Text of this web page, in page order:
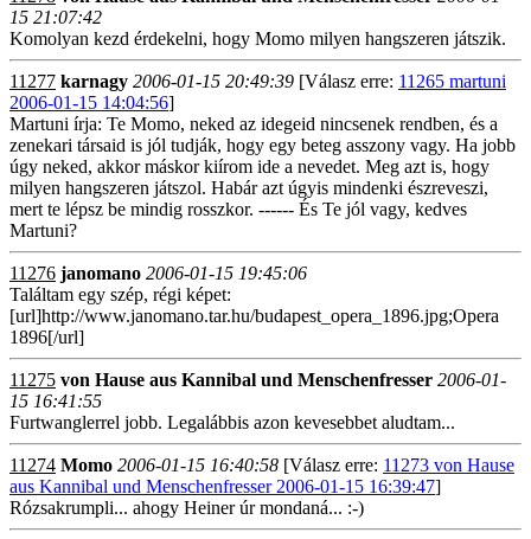
15 21:07:42
Komolyan kezd érdekelni, hogy Momo milyen hangszeren játszik.
11277 karnagy 2006-01-15 20:49:39 [Válasz erre: 11265 martuni
2006-01-15 14:04:56]
Martuni írja: Te Momo, neked az idegeid nincsenek rendben, és a
zenekari társaid is jól tudják, hogy egy beteg asszony vagy. Ha jobb
úgy neked, akkor máskor kiírom ide a nevedet. Meg azt is, hogy
milyen hangszeren játszol. Habár azt úgyis mindenki észreveszi,
mert te lépsz be mindig rosszkor. ------ És Te jól vagy, kedves
Martuni?
11276 janomano 2006-01-15 19:45:06
Találtam egy szép, régi képet:
[url]http://www.janomano.tar.hu/budapest_opera_1896.jpg;Opera
1896[/url]
11275 von Hause aus Kannibal und Menschenfresser 2006-01-
15 16:41:55
Furtwanglerrel jobb. Legalábbis azon kevesebbet aludtam...
11274 Momo 2006-01-15 16:40:58 [Válasz erre: 11273 von Hause
aus Kannibal und Menschenfresser 2006-01-15 16:39:47]
Rózsakrumpli... ahogy Heiner úr mondaná... :-)